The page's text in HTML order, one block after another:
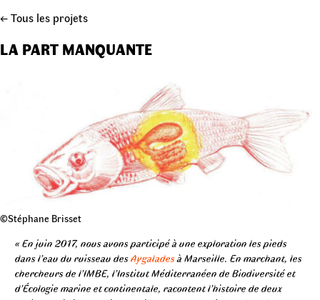
← Tous les projets
LA PART MANQUANTE
©Stéphane Brisset
« En juin 2017, nous avons participé à une exploration les pieds
dans l’eau du ruisseau desAygaladesà Marseille. En marchant, les
chercheurs de l’IMBE, l’Institut Méditerranéen de Biodiversité et
d’Écologie marine et continentale, racontent l’histoire de deux